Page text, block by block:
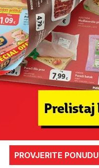
PROVJERITE PONUDU